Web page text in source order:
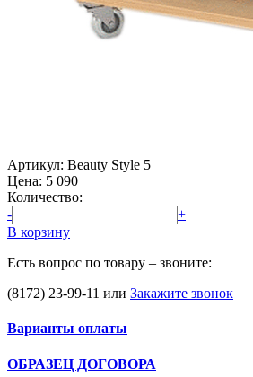
Артикул: Beauty Style 5
Цена: 5 090
Количество:
-
+
В корзину
Есть вопрос по товару – звоните:
(8172) 23-99-11 или Закажите звонок
Варианты оплаты
ОБРАЗЕЦ ДОГОВОРА